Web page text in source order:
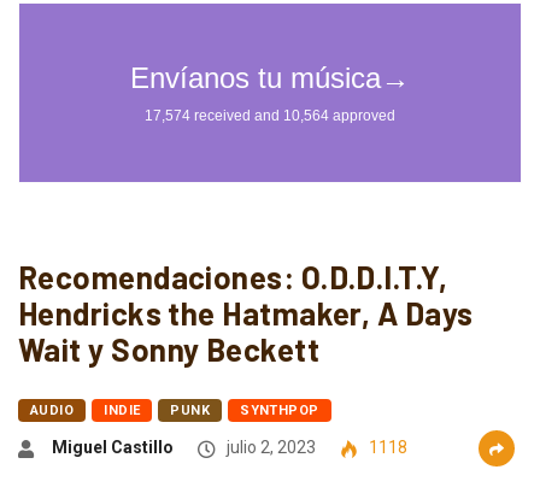
Recomendaciones: O.D.D.I.T.Y,
Hendricks the Hatmaker, A Days
Wait y Sonny Beckett
AUDIO INDIE PUNK SYNTHPOP
Miguel Castillo julio 2, 2023 1118